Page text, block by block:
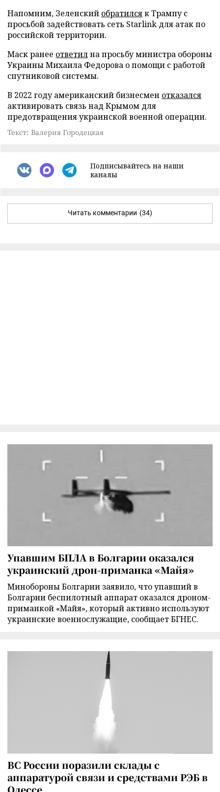
Напомним, Зеленский обратилсяк Трампу с
просьбой задействовать сеть Starlink для атак по
российской территории.
Маск ранее ответилна просьбу министра обороны
Украины Михаила Федорова о помощи с работой
спутниковой системы.
В 2022 году американский бизнесмен отказался
активировать связь над Крымом для
предотвращения украинской военной операции.
Текст: Валерия Городецкая
Подписывайтесь на наши
каналы
Читать комментарии (34)
Упавшим БПЛА в Болгарии оказался
украинский дрон-приманка «Майя»
Минобороны Болгарии заявило, что упавший в
Болгарии беспилотный аппарат оказался дроном-
приманкой «Майя», который активно используют
украинские военнослужащие, сообщает БГНЕС.
ВС России поразили склады с
аппаратурой связи и средствами РЭБ в
Одессе